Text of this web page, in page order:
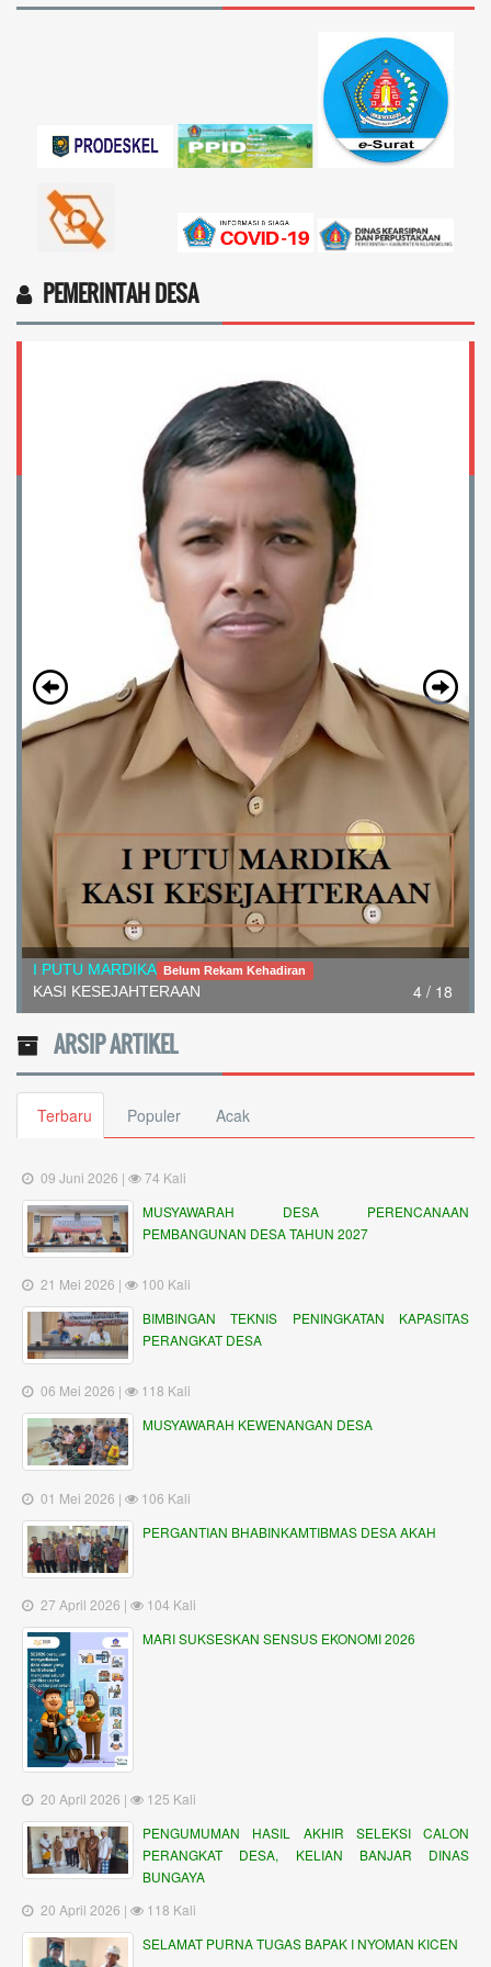
PEMERINTAH DESA
4 / 18
I PUTU MARDIKA Belum Rekam Kehadiran
KASI KESEJAHTERAAN
ARSIP ARTIKEL
Terbaru Populer Acak
09 Juni 2026 |
74 Kali
MUSYAWARAH DESA PERENCANAAN
PEMBANGUNAN DESA TAHUN 2027
21 Mei 2026 |
100 Kali
BIMBINGAN TEKNIS PENINGKATAN KAPASITAS
PERANGKAT DESA
06 Mei 2026 |
118 Kali
MUSYAWARAH KEWENANGAN DESA
01 Mei 2026 |
106 Kali
PERGANTIAN BHABINKAMTIBMAS DESA AKAH
27 April 2026 |
104 Kali
MARI SUKSESKAN SENSUS EKONOMI 2026
20 April 2026 |
125 Kali
PENGUMUMAN HASIL AKHIR SELEKSI CALON
PERANGKAT DESA, KELIAN BANJAR DINAS
BUNGAYA
20 April 2026 |
118 Kali
SELAMAT PURNA TUGAS BAPAK I NYOMAN KICEN